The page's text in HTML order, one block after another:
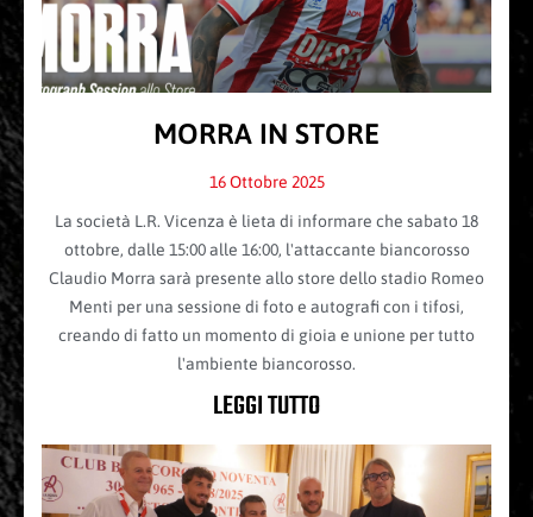
MORRA IN STORE
16 Ottobre 2025
La società L.R. Vicenza è lieta di informare che sabato 18
ottobre, dalle 15:00 alle 16:00, l'attaccante biancorosso
Claudio Morra sarà presente allo store dello stadio Romeo
Menti per una sessione di foto e autografi con i tifosi,
creando di fatto un momento di gioia e unione per tutto
l'ambiente biancorosso.
LEGGI TUTTO